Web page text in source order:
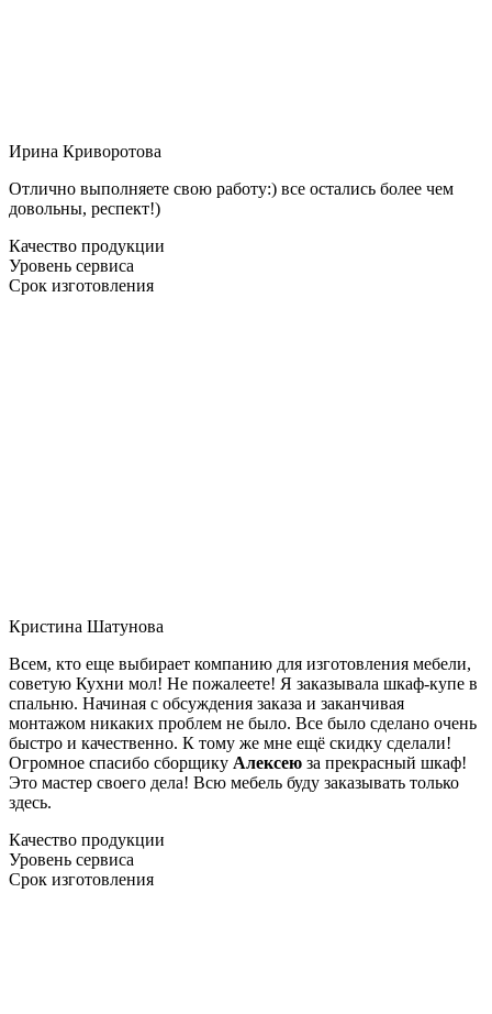
Ирина Криворотова
Отлично выполняете свою работу:) все остались более чем
довольны, респект!)
Качество продукции
Уровень сервиса
Срок изготовления
Кристина Шатунова
Всем, кто еще выбирает компанию для изготовления мебели,
советую Кухни мол! Не пожалеете! Я заказывала шкаф-купе в
спальню. Начиная с обсуждения заказа и заканчивая
монтажом никаких проблем не было. Все было сделано очень
быстро и качественно. К тому же мне ещё скидку сделали!
Огромное спасибо сборщику Алексею за прекрасный шкаф!
Это мастер своего дела! Всю мебель буду заказывать только
здесь.
Качество продукции
Уровень сервиса
Срок изготовления